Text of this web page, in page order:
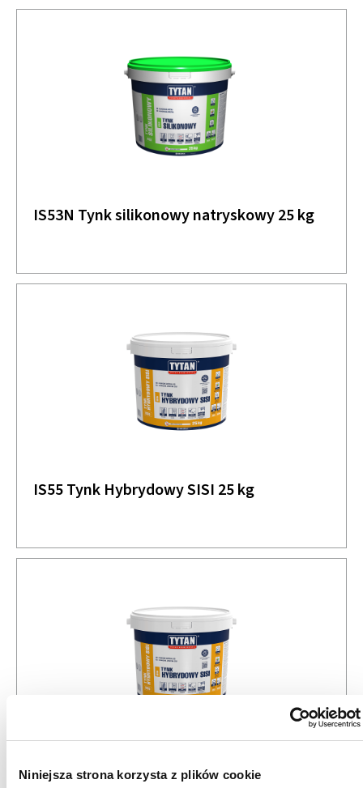
Niniejsza strona korzysta z plików cookie
IS53N Tynk silikonowy natryskowy 25 kg
IS55 Tynk Hybrydowy SISI 25 kg
IS55N Tynk Hybrydowy Natryskowy SISI